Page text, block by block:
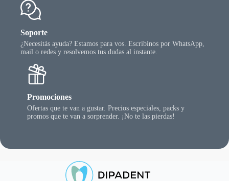
Soporte
¿Necesitás ayuda? Estamos para vos. Escribinos por WhatsApp,
mail o redes y resolvemos tus dudas al instante.
Promociones
Ofertas que te van a gustar. Precios especiales, packs y
promos que te van a sorprender. ¡No te las pierdas!